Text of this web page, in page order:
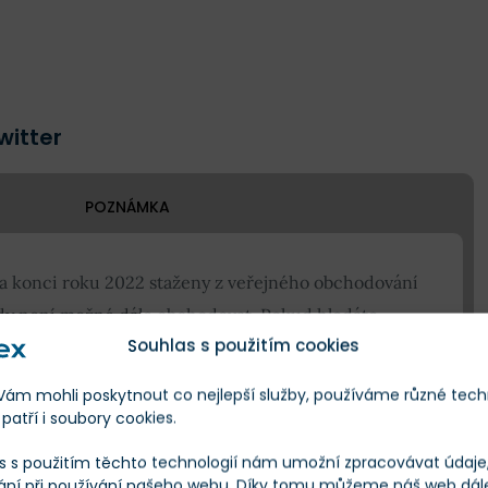
Souhlas s použitím cookies
mohli poskytnout co nejlepší služby, používáme různé
i soubory cookies.
s použitím těchto technologií nám umožní zpracovávat
POZNÁMKA
konci roku 2022 staženy z veřejného obchodování
není možné dále obchodovat. Pokud hledáte
se do našehoseznamu akcií .
do Twitter akcií?